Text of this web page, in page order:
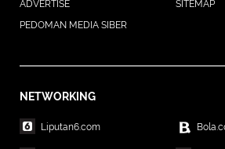
ADVERTISE
SITEMAP
PEDOMAN MEDIA SIBER
NETWORKING
Liputan6.com